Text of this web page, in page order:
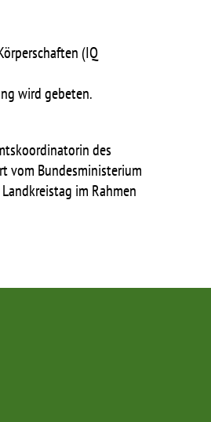
(IQ
wird gebeten.
des
vom Bundesministerium
im Rahmen